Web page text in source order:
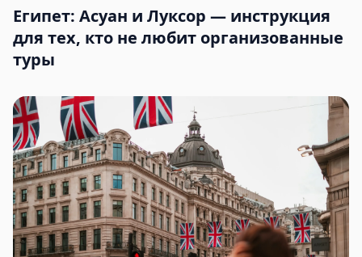
Египет: Асуан и Луксор — инструкция
для тех, кто не любит организованные
туры